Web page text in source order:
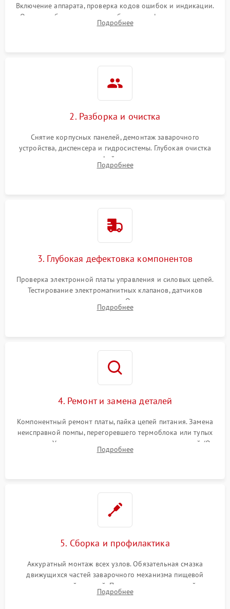
Включение аппарата, проверка кодов ошибок и индикации.
Оценка работы помпы, термоблока и кофемолки на слух.
Измерение температуры и давления воды для выявления
Подробнее
2. Разборка и очистка
Снятие корпусных панелей, демонтаж заварочного
устройства, диспенсера и гидросистемы. Глубокая очистка
внутренних узлов от кофейных масел, жмыха и накипи.
Промывка дренажных каналов и фильтров с использованием
Подробнее
3. Глубокая дефектовка компонентов
Проверка электронной платы управления и силовых цепей.
Тестирование электромагнитных клапанов, датчиков
температуры и расходомера. Оценка степени износа
жерновов кофемолки, уплотнительных колец гидросистемы
Подробнее
4. Ремонт и замена деталей
Компонентный ремонт платы, пайка цепей питания. Замена
неисправной помпы, перегоревшего термоблока или тупых
жерновов. Установка новых силиконовых уплотнителей (O-
ring) и тефлоновых трубок для надежного устранения
Подробнее
5. Сборка и профилактика
Аккуратный монтаж всех узлов. Обязательная смазка
движущихся частей заварочного механизма пищевой
силиконовой смазкой. Проведение программной
декальцинации и очистки системы от кофейных масел.
Подробнее